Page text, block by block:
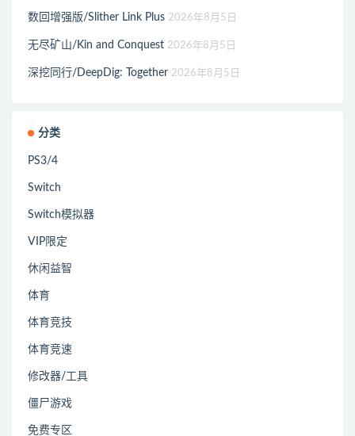
数回增强版/Slither Link Plus 2026年8月5日
无尽矿山/Kin and Conquest 2026年8月5日
深挖同行/DeepDig: Together 2026年8月5日
分类
PS3/4
Switch
Switch模拟器
VIP限定
休闲益智
体育
体育竞技
体育竞速
修改器/工具
僵尸游戏
免费专区